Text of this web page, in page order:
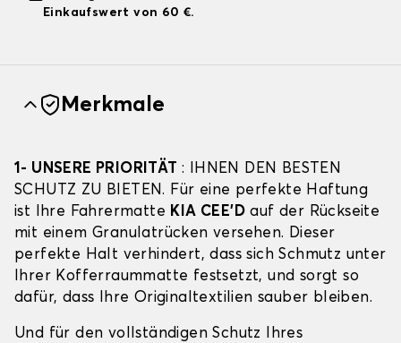
Einkaufswert von 60 €.
Merkmale
1- UNSERE PRIORITÄT : IHNEN DEN BESTEN
SCHUTZ ZU BIETEN. Für eine perfekte Haftung
ist Ihre Fahrermatte KIA CEE'D auf der Rückseite
mit einem Granulatrücken versehen. Dieser
perfekte Halt verhindert, dass sich Schmutz unter
Ihrer Kofferraummatte festsetzt, und sorgt so
dafür, dass Ihre Originaltextilien sauber bleiben.
Und für den vollständigen Schutz Ihres